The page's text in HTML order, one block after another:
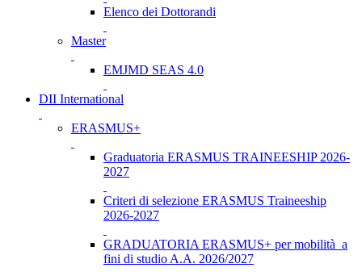
Elenco dei Dottorandi
Master
EMJMD SEAS 4.0
DII International
ERASMUS+
Graduatoria ERASMUS TRAINEESHIP 2026-
2027
Criteri di selezione ERASMUS Traineeship
2026-2027
GRADUATORIA ERASMUS+ per mobilità a
fini di studio A.A. 2026/2027